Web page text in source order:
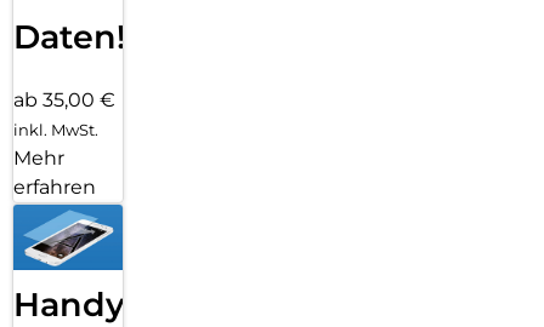
Daten!
ab 35,00 €
inkl. MwSt.
Mehr
erfahren
Handy